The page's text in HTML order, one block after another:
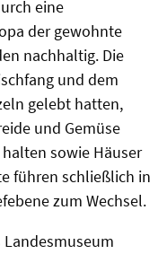
eine
der gewohnte
nachhaltig. Die
und dem
gelebt hatten,
und Gemüse
sowie Häuser
führen schließlich in
zum Wechsel.